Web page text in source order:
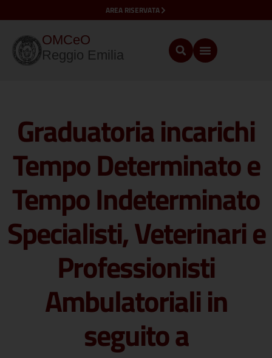
AREA RISERVATA
OMCeO
Reggio Emilia
Graduatoria incarichi
Tempo Determinato e
Tempo Indeterminato
Specialisti, Veterinari e
Professionisti
Ambulatoriali in
seguito a